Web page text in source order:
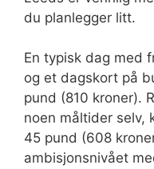
du planlegger litt.
En typisk dag med
og et dagskort på
pund (810 kroner).
noen måltider selv,
45 pund (608
ambisjonsnivået